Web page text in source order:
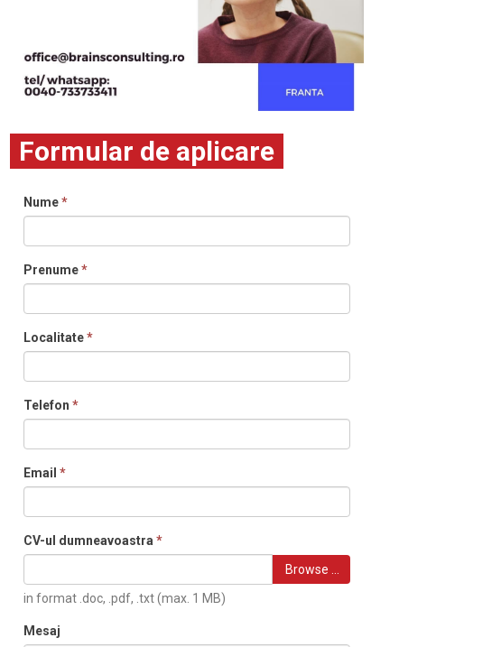
Formular de aplicare
Nume*
Prenume*
Localitate*
Telefon *
Email *
CV-ul dumneavoastra *
Browse …
in format .doc, .pdf, .txt (max. 1 MB)
Mesaj